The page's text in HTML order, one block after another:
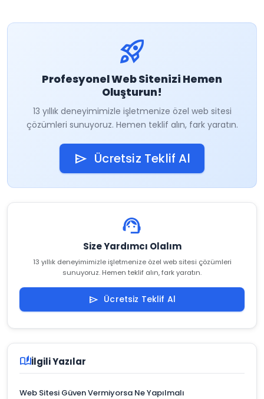
rocket_launch
Profesyonel Web Sitenizi Hemen
Oluşturun!
13 yıllık deneyimimizle işletmenize özel web sitesi
çözümleri sunuyoruz. Hemen teklif alın, fark yaratın.
send Ücretsiz Teklif Al
support_agent
Size Yardımcı Olalım
13 yıllık deneyimimizle işletmenize özel web sitesi çözümleri
sunuyoruz. Hemen teklif alın, fark yaratın.
send Ücretsiz Teklif Al
auto_storiesİlgili Yazılar
Web Sitesi Güven Vermiyorsa Ne Yapılmalı